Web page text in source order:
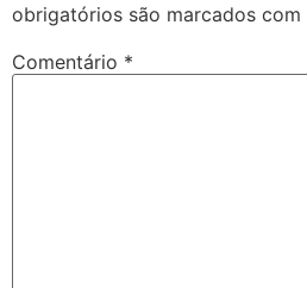
obrigatórios são marcados com
Comentário *